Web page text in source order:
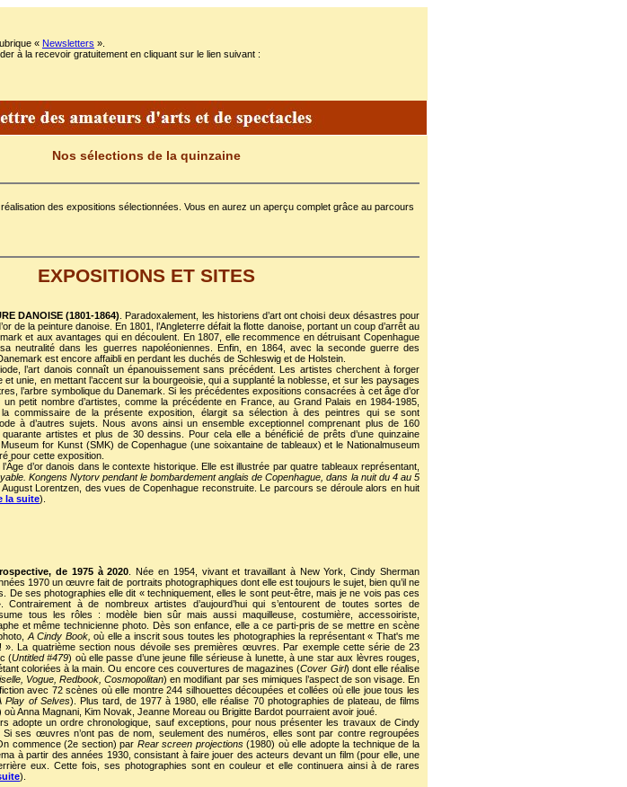
« Newsletters ».
à la recevoir gratuitement en cliquant sur le lien suivant :
Nos sélections de la quinzaine
des expositions sélectionnées. Vous en aurez un aperçu complet grâce au parcours
EXPOSITIONS ET SITES
DANOISE (1801-1864) . Paradoxalement, les historiens d’art ont choisi deux désastres pour
de la peinture danoise. En 1801, l’Angleterre défait la flotte danoise, portant un coup d’arrêt au
et aux avantages qui en découlent. En 1807, elle recommence en détruisant Copenhague
neutralité dans les guerres napoléoniennes. Enfin, en 1864, avec la seconde guerre des
est encore affaibli en perdant les duchés de Schleswig et de Holstein.
l’art danois connaît un épanouissement sans précédent. Les artistes cherchent à forger
et unie, en mettant l’accent sur la bourgeoisie, qui a supplanté la noblesse, et sur les paysages
l’arbre symbolique du Danemark. Si les précédentes expositions consacrées à cet âge d’or
un petit nombre d’artistes, comme la précédente en France, au Grand Palais en 1984-1985,
la commissaire de la présente exposition, élargit sa sélection à des peintres qui se sont
à d’autres sujets. Nous avons ainsi un ensemble exceptionnel comprenant plus de 160
artistes et plus de 30 dessins. Pour cela elle a bénéficié de prêts d’une quinzaine
for Kunst (SMK) de Copenhague (une soixantaine de tableaux) et le Nationalmuseum
pour cette exposition.
d’or danois dans le contexte historique. Elle est illustrée par quatre tableaux représentant,
Kongens Nytorv pendant le bombardement anglais de Copenhague, dans la nuit du 4 au 5
Lorentzen, des vues de Copenhague reconstruite. Le parcours se déroule alors en huit
la suite).
de 1975 à 2020 . Née en 1954, vivant et travaillant à New York, Cindy Sherman
1970 un œuvre fait de portraits photographiques dont elle est toujours le sujet, bien qu’il ne
De ses photographies elle dit « techniquement, elles le sont peut-être, mais je ne vois pas ces
Contrairement à de nombreux artistes d’aujourd’hui qui s’entourent de toutes sortes de
tous les rôles : modèle bien sûr mais aussi maquilleuse, costumière, accessoiriste,
et même technicienne photo. Dès son enfance, elle a ce parti-pris de se mettre en scène
A Cindy Book, où elle a inscrit sous toutes les photographies la représentant « That's me
La quatrième section nous dévoile ses premières œuvres. Par exemple cette série de 23
(Untitled #479) où elle passe d’une jeune fille sérieuse à lunette, à une star aux lèvres rouges,
coloriées à la main. Ou encore ces couvertures de magazines (Cover Girl) dont elle réalise
Vogue, Redbook, Cosmopolitan) en modifiant par ses mimiques l’aspect de son visage. En
avec 72 scènes où elle montre 244 silhouettes découpées et collées où elle joue tous les
Play of Selves). Plus tard, de 1977 à 1980, elle réalise 70 photographies de plateau, de films
où Anna Magnani, Kim Novak, Jeanne Moreau ou Brigitte Bardot pourraient avoir joué.
adopte un ordre chronologique, sauf exceptions, pour nous présenter les travaux de Cindy
Si ses œuvres n’ont pas de nom, seulement des numéros, elles sont par contre regroupées
commence (2e section) par Rear screen projections(1980) où elle adopte la technique de la
à partir des années 1930, consistant à faire jouer des acteurs devant un film (pour elle, une
eux. Cette fois, ses photographies sont en couleur et elle continuera ainsi à de rares
).